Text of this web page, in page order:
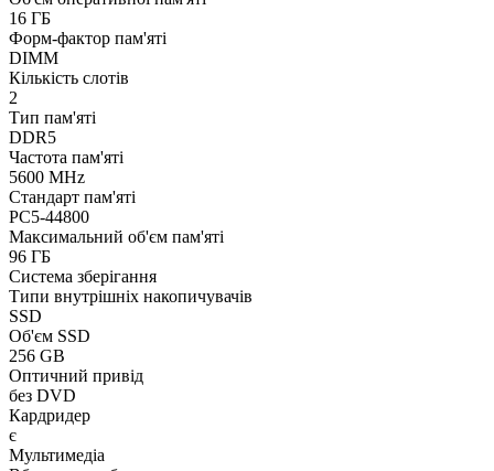
16 ГБ
Форм-фактор пам'яті
DIMM
Кількість слотів
2
Тип пам'яті
DDR5
Частота пам'яті
5600 MHz
Стандарт пам'яті
PC5-44800
Максимальний об'єм пам'яті
96 ГБ
Система зберігання
Типи внутрішніх накопичувачів
SSD
Об'єм SSD
256 GB
Оптичний привід
без DVD
Кардридер
є
Мультимедіа